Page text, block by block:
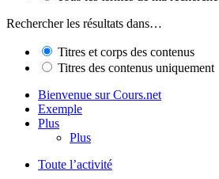
Rechercher les résultats dans…
Titres et corps des contenus
Titres des contenus uniquement
Bienvenue sur Cours.net
Exemple
Plus
Plus
Toute l’activité